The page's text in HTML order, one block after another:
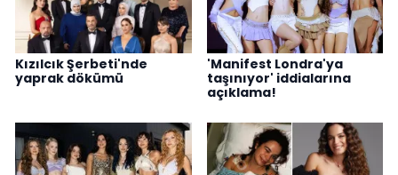
Kızılcık Şerbeti'nde
yaprak dökümü
'Manifest Londra'ya
taşınıyor' iddialarına
açıklama!